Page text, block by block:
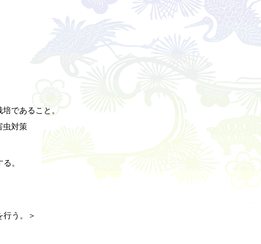
であること。
虫対策
。
う。＞